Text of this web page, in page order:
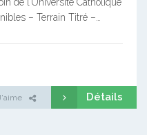
– Terrain Titré –…
J'aime Détails